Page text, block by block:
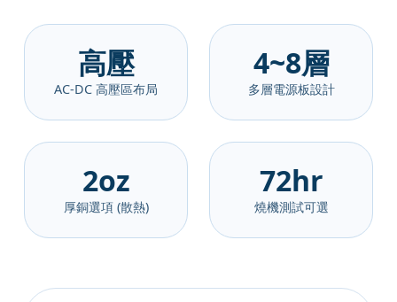
高壓
AC-DC 高壓區布局
4~8層
多層電源板設計
2oz
厚銅選項 (散熱)
72hr
燒機測試可選